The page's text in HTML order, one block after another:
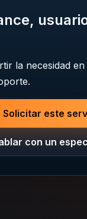
la necesidad
Solicitar este
con un